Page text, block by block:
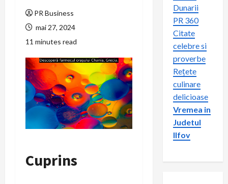
PR Business
mai 27, 2024
11 minutes read
Cuprins
Dunarii
PR 360
Citate
celebre si
proverbe
Rețete
culinare
delicioase
Vremea in
Judetul
Ilfov